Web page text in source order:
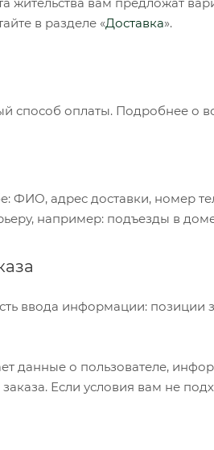
в разделе «Доставка».
способ оплаты. Подробнее о
ФИО, адрес доставки, номер
например: подъезды в
ввода информации:
данные о пользователе,
Если условия вам не